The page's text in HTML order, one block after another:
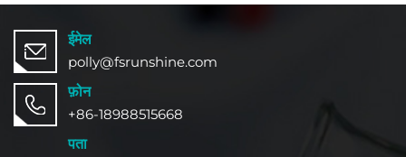
ईमेल
polly@fsrunshine.com
फ़ोन
+86-18988515668
पता